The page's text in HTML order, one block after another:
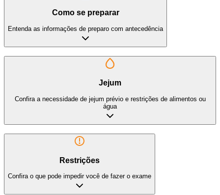
Como se preparar
Entenda as informações de preparo com antecedência
Jejum
Confira a necessidade de jejum prévio e restrições de alimentos ou
água
Restrições
Confira o que pode impedir você de fazer o exame